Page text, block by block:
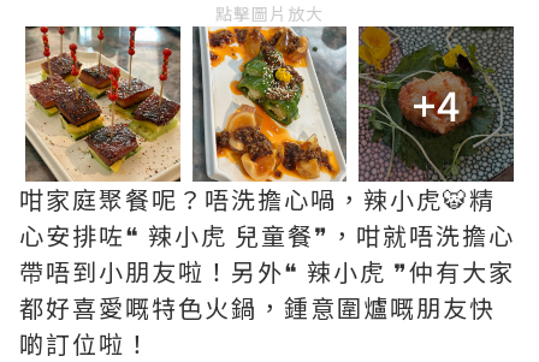
點擊圖片放大
+4
咁家庭聚餐呢？唔洗擔心喎，辣小虎🐯精
心安排咗❝ 辣小虎 兒童餐❞，咁就唔洗擔心
帶唔到小朋友啦！另外❝ 辣小虎 ❞仲有大家
都好喜愛嘅特色火鍋，鍾意圍爐嘅朋友快
啲訂位啦！